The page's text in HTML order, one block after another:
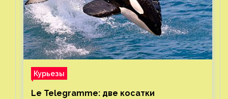
Курьезы
Le Telegramme: две косатки